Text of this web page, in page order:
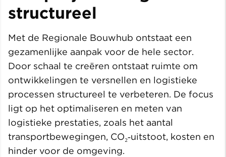
structureel
Met de Regionale Bouwhub ontstaat een
gezamenlijke aanpak voor de hele sector.
Door schaal te creëren ontstaat ruimte om
ontwikkelingen te versnellen en logistieke
processen structureel te verbeteren. De focus
ligt op het optimaliseren en meten van
logistieke prestaties, zoals het aantal
transportbewegingen, CO₂‑uitstoot, kosten en
hinder voor de omgeving.